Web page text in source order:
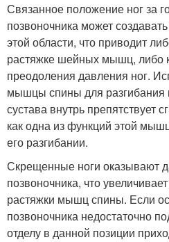
Связанное положение ног за
позвоночника может
этой области, что приводит
растяжке шейных мышц, либо
преодоления давления ног.
мышцы спины для разгибания
сустава внутрь препятствует
как одна из функций этой
его разгибании.
Скрещенные ноги оказывают
позвоночника, что
растяжки мышц спины. Если
позвоночника недостаточно
отделу в данной позиции